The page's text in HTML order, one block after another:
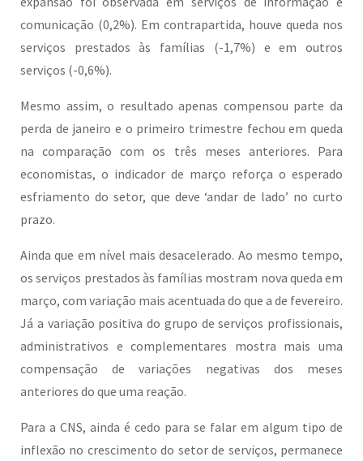
comunicação (0,2%). Em contrapartida, houve queda nos
serviços prestados às famílias (-1,7%) e em outros
serviços (-0,6%).
Mesmo assim, o resultado apenas compensou parte da
perda de janeiro e o primeiro trimestre fechou em queda
na comparação com os três meses anteriores. Para
economistas, o indicador de março reforça o esperado
esfriamento do setor, que deve ‘andar de lado’ no curto
prazo.
Ainda que em nível mais desacelerado. Ao mesmo tempo,
os serviços prestados às famílias mostram nova queda em
março, com variação mais acentuada do que a de fevereiro.
Já a variação positiva do grupo de serviços profissionais,
administrativos e complementares mostra mais uma
compensação de variações negativas dos meses
anteriores do que uma reação.
Para a CNS, ainda é cedo para se falar em algum tipo de
inflexão no crescimento do setor de serviços, permanece